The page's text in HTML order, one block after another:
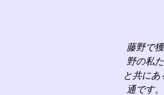
藤野で
野の私
と共に
通です